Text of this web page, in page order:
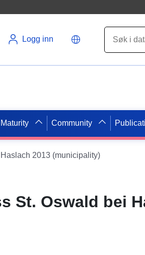
Logg inn
Community
2013 (municipality)
St. Oswald bei